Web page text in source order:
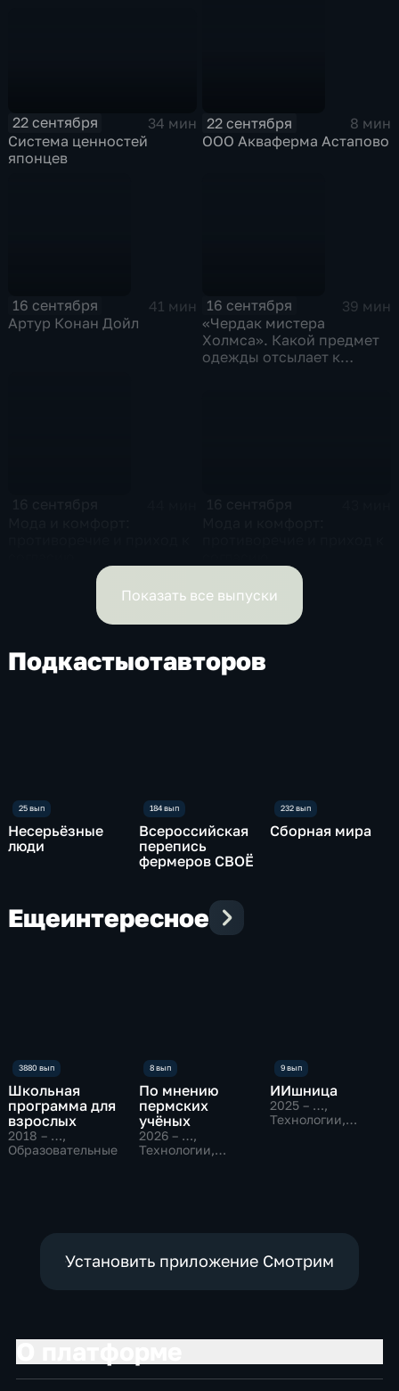
22 сентября
34 мин
Система ценностей
японцев
22 сентября
8 мин
ООО Акваферма Астапово
16 сентября
41 мин
Артур Конан Дойл
16 сентября
39 мин
«Чердак мистера
Холмса». Какой предмет
одежды отсылает к
Показать все выпуски
Подкастыотавторов
Несерьёзные
люди
Всероссийская
перепись
фермеров СВОЁ
Сборная мира
Ещеинтересное
Школьная
программа для
взрослых
2018 – …,
Образовательные
По мнению
пермских
учёных
2026 – …,
Технологии,
ИИшница
2025 – …,
Технологии,
Установить приложение Смотрим